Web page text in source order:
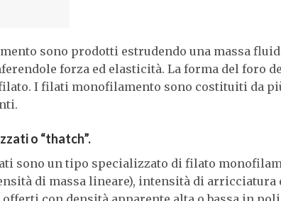
sono prodotti estrudendo una massa
forza ed elasticità. La forma del foro
I filati monofilamento sono costituiti da
o “thatch”.
sono un tipo specializzato di filato
di massa lineare), intensità di